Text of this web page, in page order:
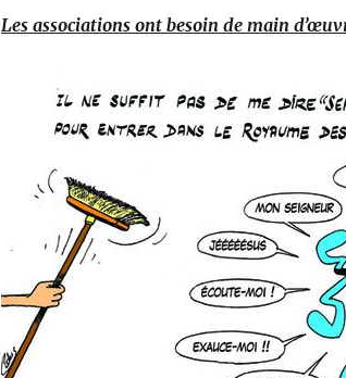
Les associations ont besoin de main